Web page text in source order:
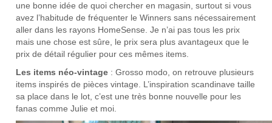
une bonne idée de quoi chercher en magasin, surtout si vous
avez l’habitude de fréquenter le Winners sans nécessairement
aller dans les rayons HomeSense. Je n’ai pas tous les prix
mais une chose est sûre, le prix sera plus avantageux que le
prix de détail régulier pour ces mêmes items.
Les items néo-vintage : Grosso modo, on retrouve plusieurs
items inspirés de pièces vintage. L’inspiration scandinave taille
sa place dans le lot, c’est une très bonne nouvelle pour les
fanas comme Julie et moi.